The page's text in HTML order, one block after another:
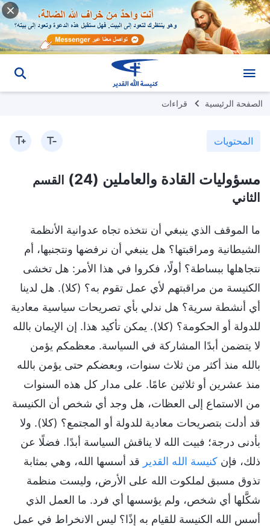
الصفحة الرئيسية قراءات
المحتويات
مسؤوليات القادة والعاملين (24)
القسم
الثاني
ما الموقف الذي ينبغي أن نتخذه تجاه عدوانية الأنظمة
الشيطانية ومراقبتها؟ هل ينبغي أن نرفضها ونتجنبها، أم
نتجاهلها ببساطة؟ أولًا، فكروا في هذا الأمر: هل تخشى
الكنيسة من مراقبتهم لأي عمل تقوم به؟ (كلا). هل لدينا
أي أنشطة سرية؟ هل ندلي بأي تصريحات سياسية معادية
للدولة أو الحكومة؟ (كلا). يمكن تأكيد هذا. إن الإيمان بالله
لا يتضمن أبدًا المشاركة في السياسة. معظمكم يؤمن
بالله منذ أكثر من ثلاث سنوات، وبعضكم حتى يؤمن بالله
منذ عشرين أو ثلاثين عامًا. على مدار كل هذه السنوات
من الاستماع إلى العظات، هل وجد أي شخص أن الكنيسة
قد أدلت بتصريحات معادية للدولة أو المجتمع؟ (كلا). ولا
بأدنى درجة؛ فبيت الله لا يناقش السياسة أبدًا. فضلًا عن
ذلك، فإن كنيسة الله القدير قد أسسها الله، وهي بمثابة
تذوق مسبق لملكوت الله على الأرض، وليست منظمة
شكَّلها أي شخص، ولم يؤسسها أي فرد. ما العمل الذي
أسس الله الكنيسة للقيام به إذًا؟ ليس الانخراط في عمل